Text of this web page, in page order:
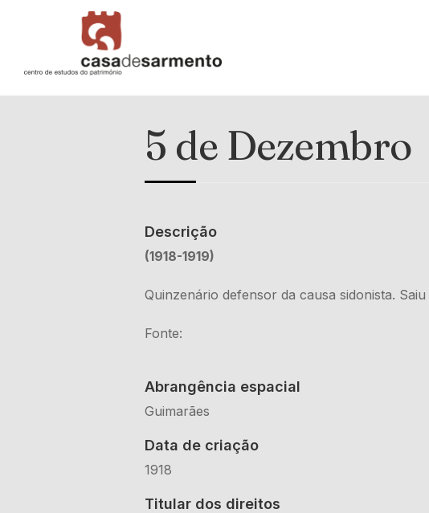
5 de Dezembro
Descrição
(1918-1919)
Quinzenário defensor da causa sidonista.
Fonte:
Abrangência espacial
Guimarães
Data de criação
1918
Titular dos direitos